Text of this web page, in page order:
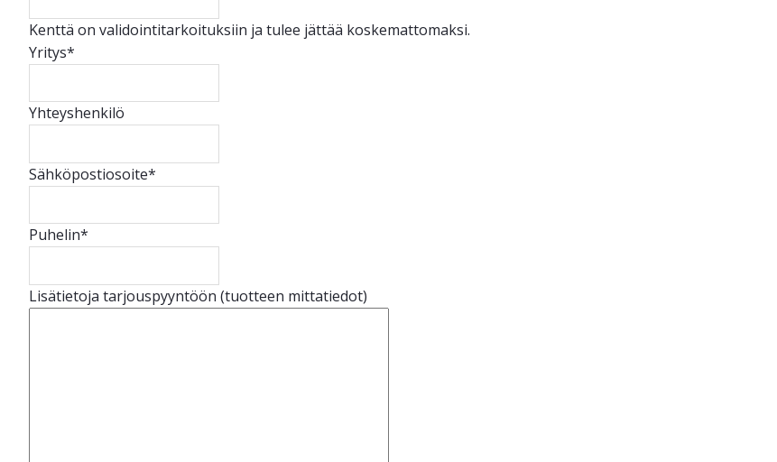
Kenttä on validointitarkoituksiin ja tulee jättää koskemattomaksi.
Yritys*
Yhteyshenkilö
Sähköpostiosoite*
Puhelin*
Lisätietoja tarjouspyyntöön (tuotteen mittatiedot)